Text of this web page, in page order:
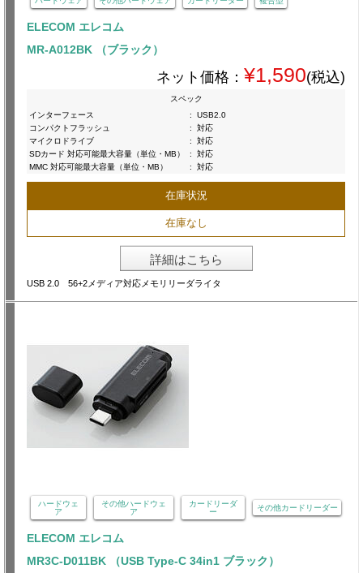
ELECOM エレコム
MR-A012BK （ブラック）
ネット価格： ¥1,590(税込)
スペック
インターフェース
:
USB2.0
コンパクトフラッシュ
:
対応
マイクロドライブ
:
対応
SDカード 対応可能最大容量（単位・MB）
:
対応
MMC 対応可能最大容量（単位・MB）
: 対応
在庫状況
在庫なし
詳細はこちら
USB 2.0 56+2メディア対応メモリリーダライタ
ハードウェ
ア
その他ハードウェ
ア
カードリーダ
ー
その他カードリーダー
ELECOM エレコム
MR3C-D011BK （USB Type-C 34in1 ブラック）